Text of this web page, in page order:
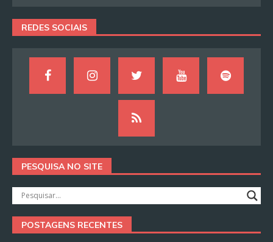
REDES SOCIAIS
PESQUISA NO SITE
POSTAGENS RECENTES